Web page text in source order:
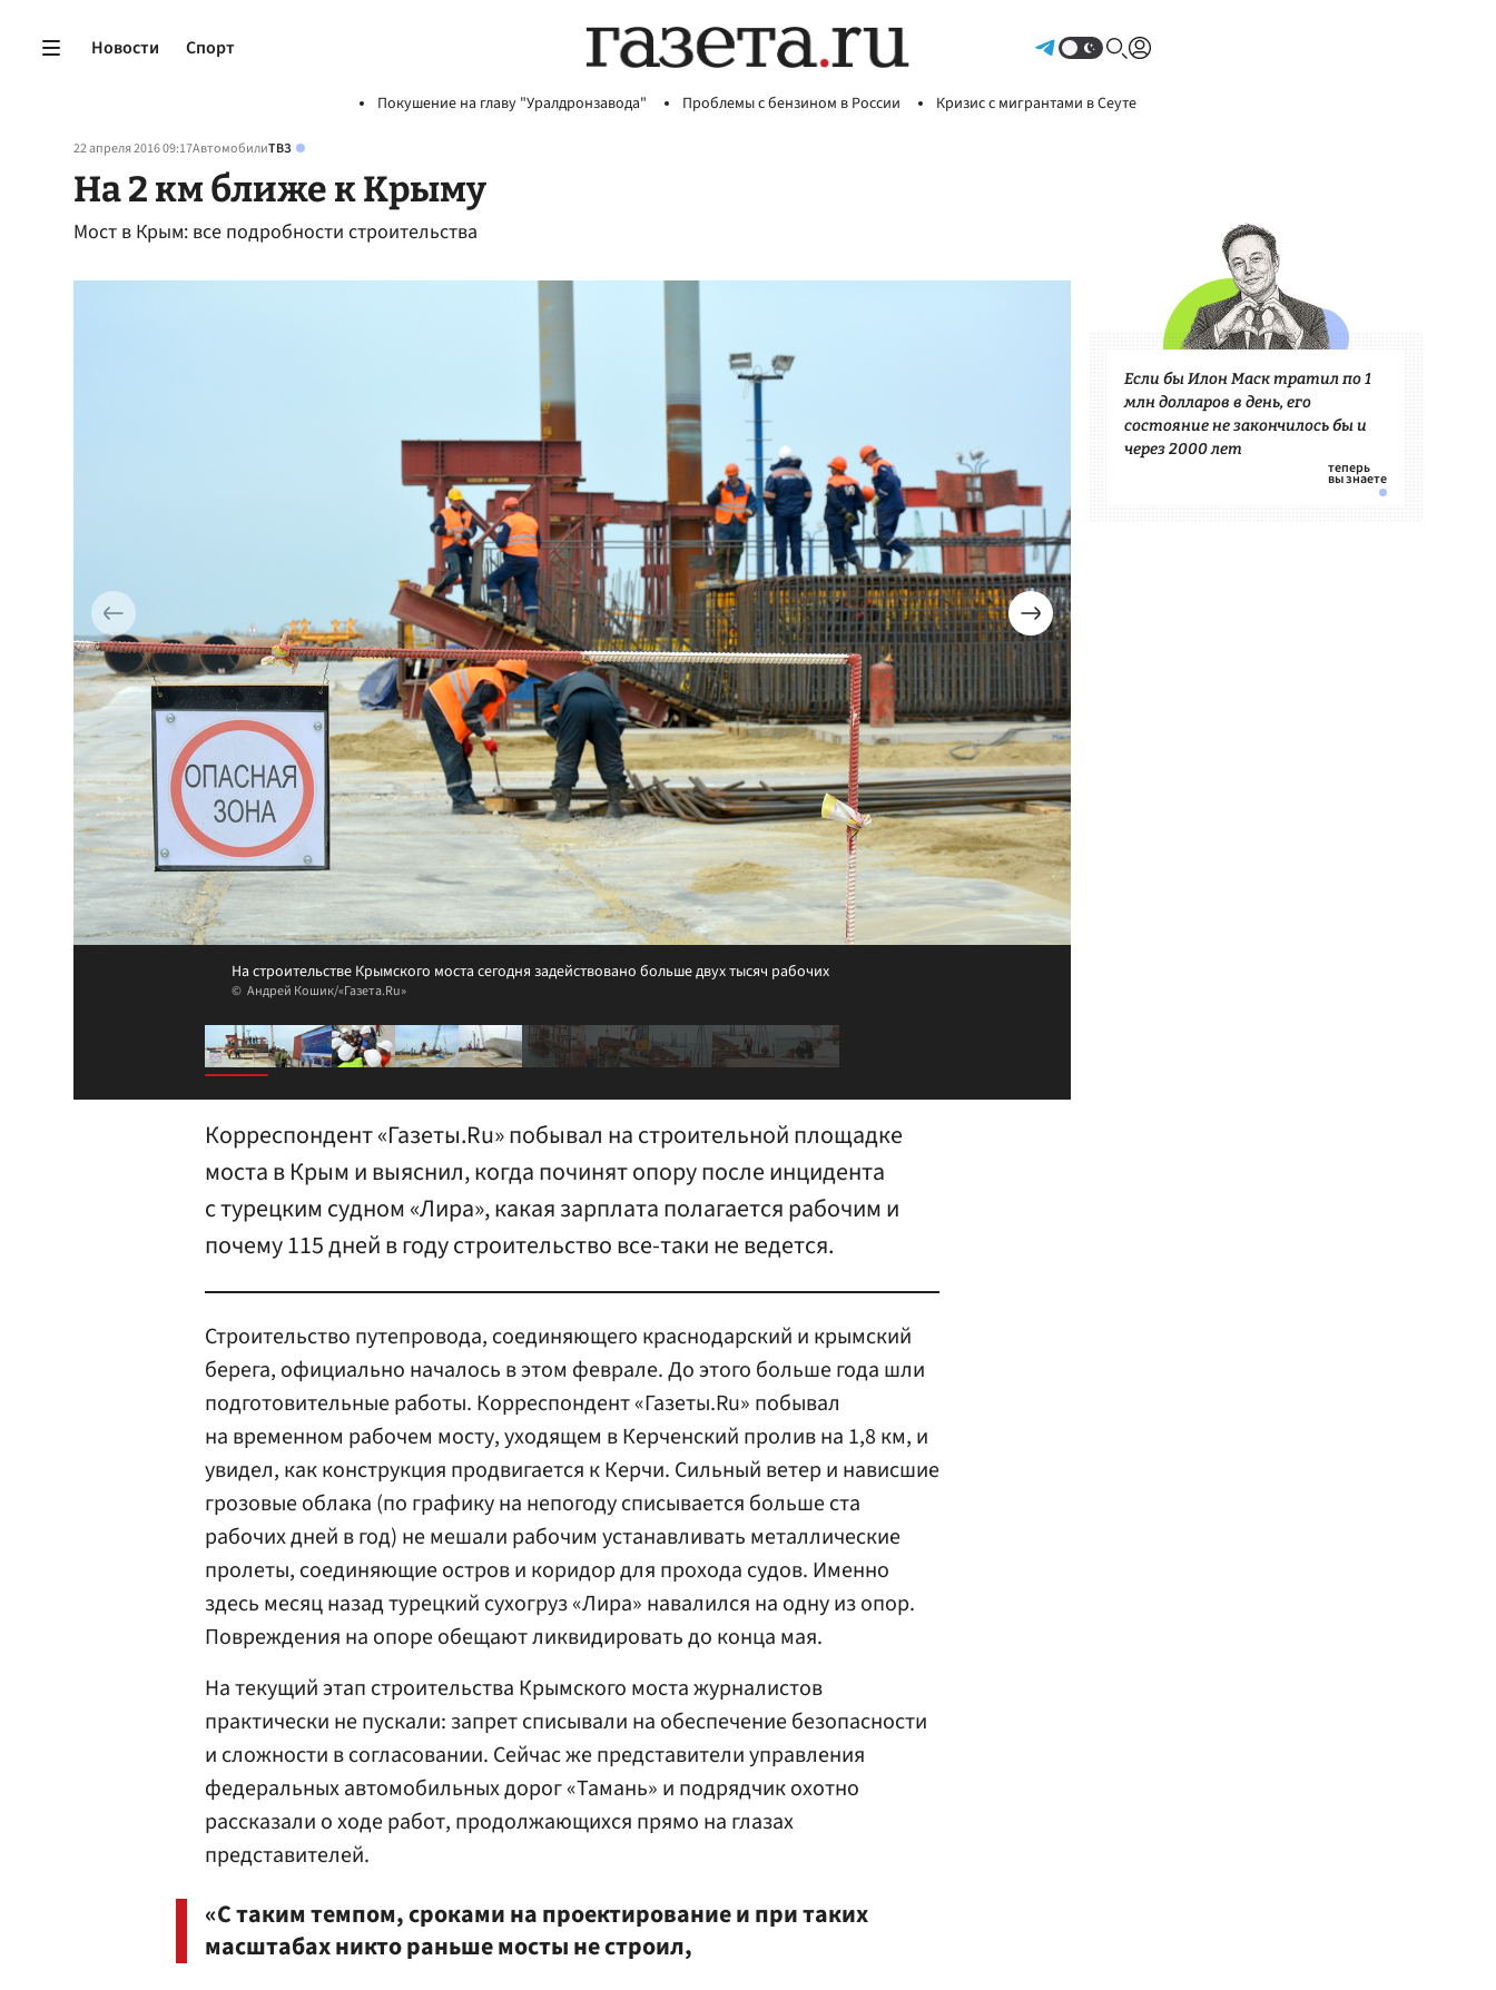
Новости Спорт
Покушение на главу "Уралдронзавода" Проблемы с бензином в России Кризис с мигрантами в Сеуте
22 апреля 2016 09:17АвтомобилиТВЗ
На 2 км ближе к Крыму
Мост в Крым: все подробности строительства
На строительстве Крымского моста сегодня задействовано больше двух тысяч рабочих
Андрей Кошик/«Газета.Ru»
Корреспондент «Газеты.Ru» побывал на строительной площадке
моста в Крым и выяснил, когда починят опору после инцидента
с турецким судном «Лира», какая зарплата полагается рабочим и
почему 115 дней в году строительство все-таки не ведется.
Строительство путепровода, соединяющего краснодарский и крымский
берега, официально началось в этом феврале. До этого больше года шли
подготовительные работы. Корреспондент «Газеты.Ru» побывал
на временном рабочем мосту, уходящем в Керченский пролив на 1,8 км, и
увидел, как конструкция продвигается к Керчи. Сильный ветер и нависшие
грозовые облака (по графику на непогоду списывается больше ста
рабочих дней в год) не мешали рабочим устанавливать металлические
пролеты, соединяющие остров и коридор для прохода судов. Именно
здесь месяц назад турецкий сухогруз «Лира» навалился на одну из опор.
Повреждения на опоре обещают ликвидировать до конца мая.
На текущий этап строительства Крымского моста журналистов
практически не пускали: запрет списывали на обеспечение безопасности
и сложности в согласовании. Сейчас же представители управления
федеральных автомобильных дорог «Тамань» и подрядчик охотно
рассказали о ходе работ, продолжающихся прямо на глазах
представителей.
«С таким темпом, сроками на проектирование и при таких
масштабах никто раньше мосты не строил,
Если бы Илон Маск тратил по 1
млн долларов в день, его
состояние не закончилось бы и
через 2000 лет